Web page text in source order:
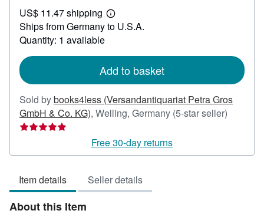
28.43
US$ 11.47 shipping
Learn
more
Ships from Germany to U.S.A.
Quantity: 1 available
Add to basket
Sold bybooks4less (Versandantiquariat Petra Gros
GmbH & Co. KG), Welling, Germany (5-star seller)
out
Free 30-day returns
Item details Seller details
About this Item